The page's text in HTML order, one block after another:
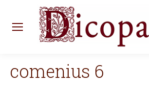
comenius 6